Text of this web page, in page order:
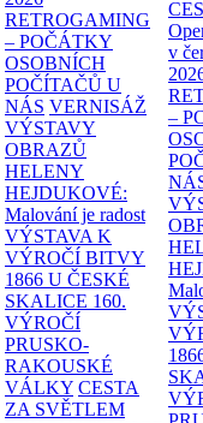
RETROGAMING
– POČÁTKY
OSOBNÍCH
POČÍTAČŮ U
NÁS VERNISÁŽ
VÝSTAVY
OBRAZŮ
HELENY
HEJDUKOVÉ:
Malování je radost
VÝSTAVA K
VÝROČÍ BITVY
1866 U ČESKÉ
SKALICE 160.
VÝROČÍ
PRUSKO-
RAKOUSKÉ
VÁLKY CESTA
ZA SVĚTLEM
v
–